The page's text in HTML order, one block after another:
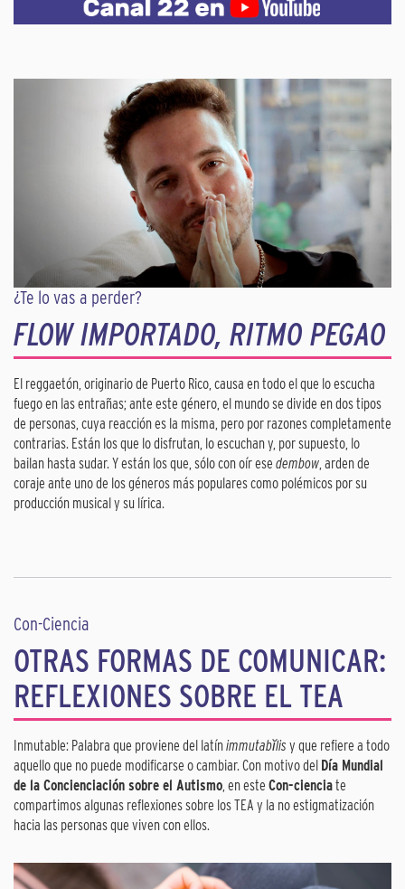
¿Te lo vas a perder?
FLOW IMPORTADO, RITMO PEGAO
El reggaetón, originario de Puerto Rico, causa en todo el que lo escucha
fuego en las entrañas; ante este género, el mundo se divide en dos tipos
de personas, cuya reacción es la misma, pero por razones completamente
contrarias. Están los que lo disfrutan, lo escuchan y, por supuesto, lo
bailan hasta sudar. Y están los que, sólo con oír ese dembow, arden de
coraje ante uno de los géneros más populares como polémicos por su
producción musical y su lírica.
Con-Ciencia
OTRAS FORMAS DE COMUNICAR:
REFLEXIONES SOBRE EL TEA
Inmutable: Palabra que proviene del latínimmutabĭlis y que refiere a todo
aquello que no puede modificarse o cambiar. Con motivo del Día Mundial
de la Concienciación sobre el Autismo, en este Con-cienciate
compartimos algunas reflexiones sobre los TEA y la no estigmatización
hacia las personas que viven con ellos.